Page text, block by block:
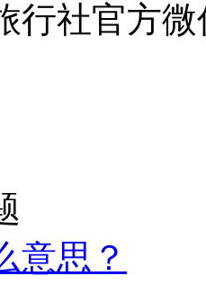
行社官方微
意思？